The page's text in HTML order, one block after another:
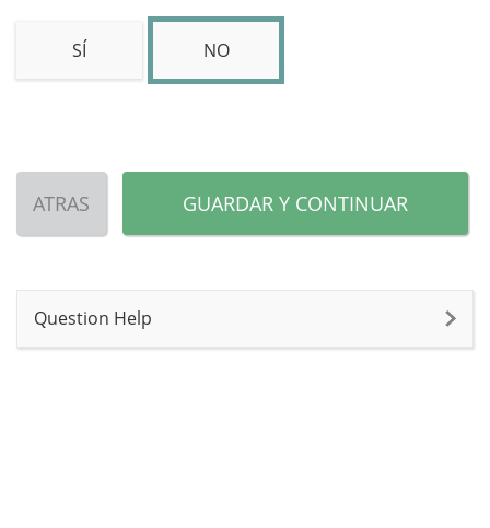
SÍ NO
ATRAS GUARDAR Y CONTINUAR
Question Help